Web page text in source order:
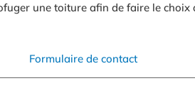
une toiture afin de faire le choix
Formulaire de contact